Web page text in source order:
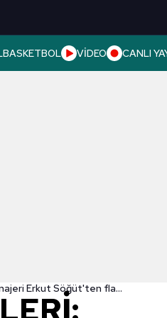
BASKETBOL VİDEO CANLI
FENERBAHÇE HABERLERİ: Mesut Özil'in menajeri Erkut Söğüt'ten flaş açıklama! "Transfer..."